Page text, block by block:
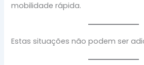
mobilidade rápida.
Estas situações não podem ser